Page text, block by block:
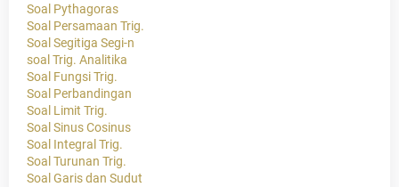
Soal Pythagoras
Soal Persamaan Trig.
Soal Segitiga Segi-n
soal Trig. Analitika
Soal Fungsi Trig.
Soal Perbandingan
Soal Limit Trig.
Soal Sinus Cosinus
Soal Integral Trig.
Soal Turunan Trig.
Soal Garis dan Sudut